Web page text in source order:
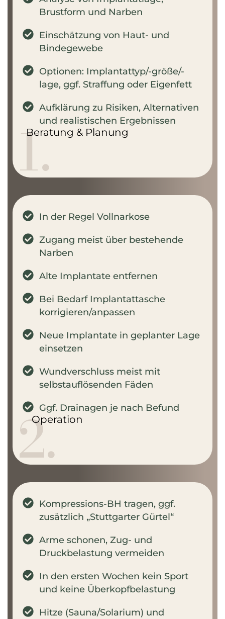
Brustform und Narben
Einschätzung von Haut- und
Bindegewebe
Optionen: Implantattyp/-größe/-
lage, ggf. Straffung oder Eigenfett
Aufklärung zu Risiken, Alternativen
und realistischen Ergebnissen
1.
Beratung & Planung
In der Regel Vollnarkose
Zugang meist über bestehende
Narben
Alte Implantate entfernen
Bei Bedarf Implantattasche
korrigieren/anpassen
Neue Implantate in geplanter Lage
einsetzen
Wundverschluss meist mit
selbstauflösenden Fäden
Ggf. Drainagen je nach Befund
2.
Operation
Kompressions-BH tragen, ggf.
zusätzlich „Stuttgarter Gürtel“
Arme schonen, Zug- und
Druckbelastung vermeiden
In den ersten Wochen kein Sport
und keine Überkopfbelastung
Hitze (Sauna/Solarium) und